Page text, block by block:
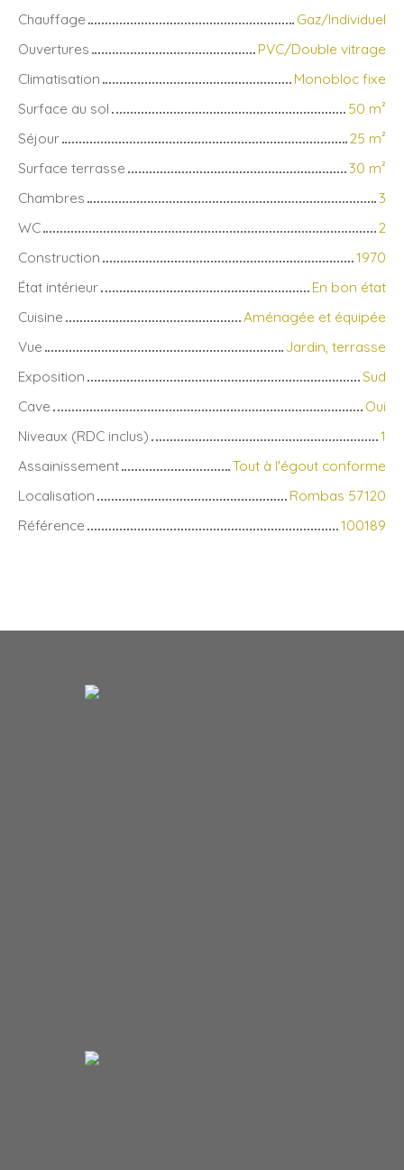
Chauffage
Gaz/Individuel
Ouvertures
PVC/Double vitrage
Climatisation
Monobloc fixe
Surface au sol
50 m²
Séjour
25 m²
Surface terrasse
30 m²
Chambres
3
WC
2
Construction
1970
État intérieur
En bon état
Cuisine
Aménagée et équipée
Vue
Jardin, terrasse
Exposition
Sud
Cave
Oui
Niveaux (RDC inclus)
1
Assainissement
Tout à l'égout conforme
Localisation
Rombas 57120
Référence
100189